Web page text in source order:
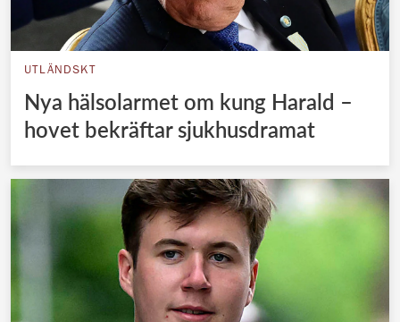
UTLÄNDSKT
Nya hälsolarmet om kung Harald –
hovet bekräftar sjukhusdramat